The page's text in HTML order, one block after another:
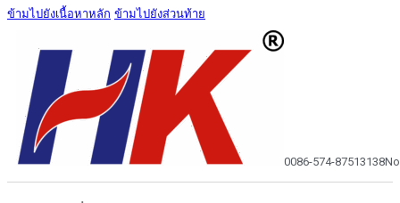
ข้ามไปยังเนื้อหาหลัก ข้ามไปยังส่วนท้าย
0086-574-87513138